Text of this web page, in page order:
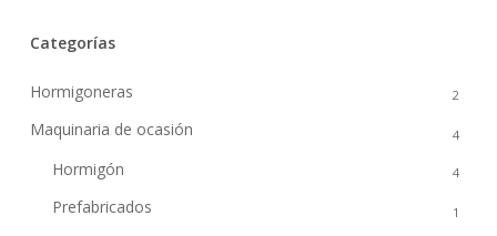
Categorías
Hormigoneras 2
Maquinaria de ocasión 4
Hormigón 4
Prefabricados 1